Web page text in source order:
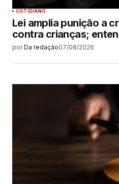
COTIDIANO
Lei amplia punição a
contra crianças;
por Da redação07/08/2026